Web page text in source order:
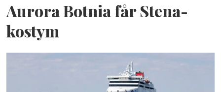
Aurora Botnia får Stena-
kostym